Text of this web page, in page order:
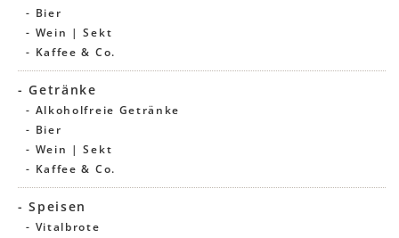
- Bier
- Wein | Sekt
- Kaffee & Co.
- Getränke
- Alkoholfreie Getränke
- Bier
- Wein | Sekt
- Kaffee & Co.
- Speisen
- Vitalbrote